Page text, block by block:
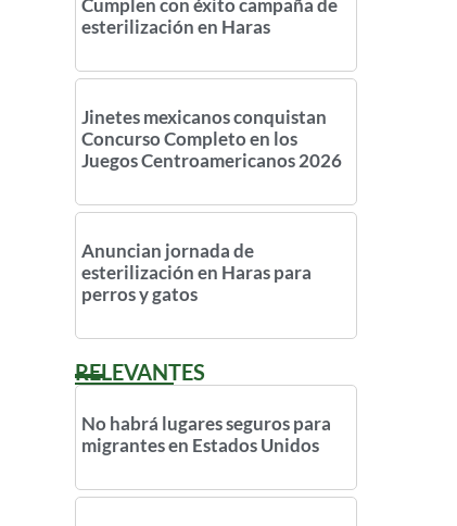
esterilización en Haras
Jinetes mexicanos conquistan
Concurso Completo en los
Juegos Centroamericanos 2026
Anuncian jornada de
esterilización en Haras para
perros y gatos
RELEVANTES
No habrá lugares seguros para
migrantes en Estados Unidos